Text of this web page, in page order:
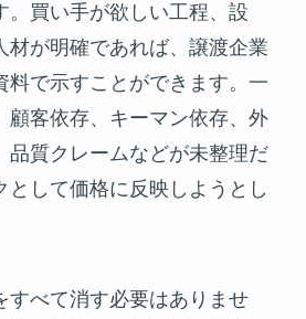
。買い手が欲しい工程、設
材が明確であれば、譲渡企業
料で示すことができます。一
顧客依存、キーマン依存、外
品質クレームなどが未整理だ
として価格に反映しようとし
すべて消す必要はありませ